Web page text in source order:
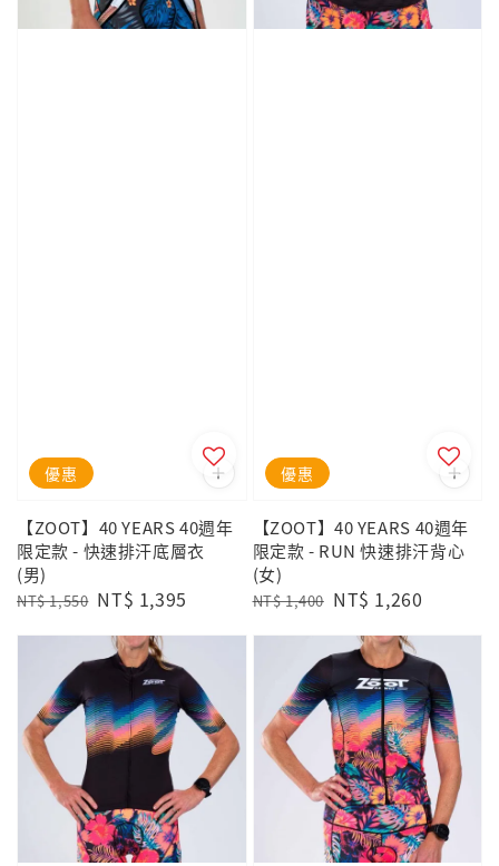
優惠
【ZOOT】40 YEARS 40週年
限定款 - 快速排汗底層衣
(男)
Regular
NT$ 1,550 Sale
NT$ 1,395
優惠
【ZOOT】40 YEARS 40週年
限定款 - RUN 快速排汗背心
(女)
Regular
NT$ 1,400 Sale
NT$ 1,260